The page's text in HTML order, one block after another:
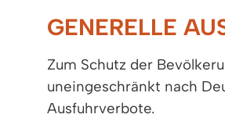
GENERELLE
Zum Schutz der
uneingeschränkt nach
Ausfuhrverbote.